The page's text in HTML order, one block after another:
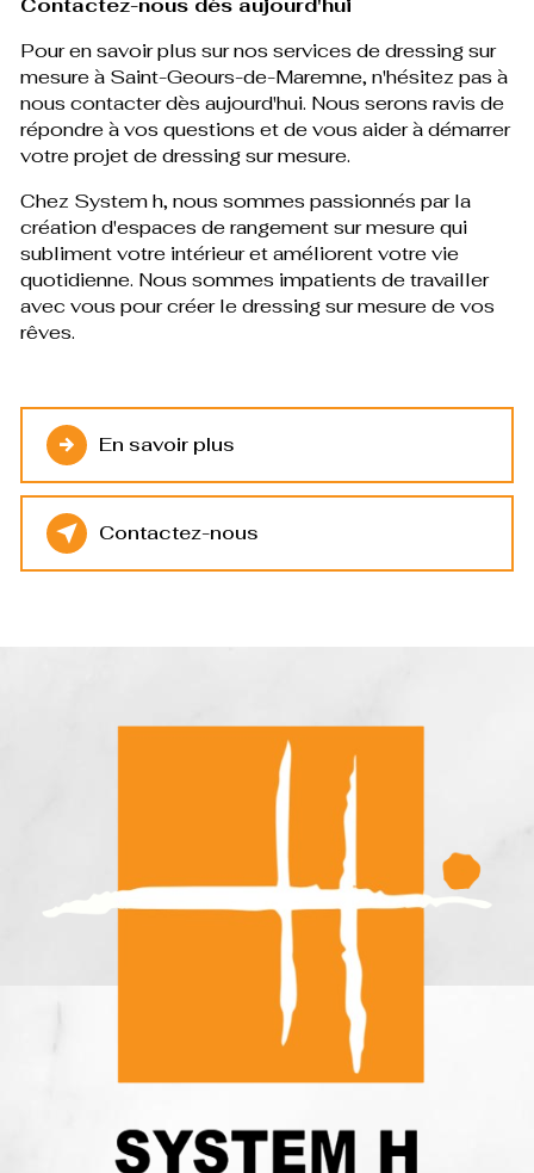
Contactez-nous dès aujourd'hui
Pour en savoir plus sur nos services de dressing sur
mesure à Saint-Geours-de-Maremne, n'hésitez pas à
nous contacter dès aujourd'hui. Nous serons ravis de
répondre à vos questions et de vous aider à démarrer
votre projet de dressing sur mesure.
Chez System h, nous sommes passionnés par la
création d'espaces de rangement sur mesure qui
subliment votre intérieur et améliorent votre vie
quotidienne. Nous sommes impatients de travailler
avec vous pour créer le dressing sur mesure de vos
rêves.
En savoir plus
Contactez-nous